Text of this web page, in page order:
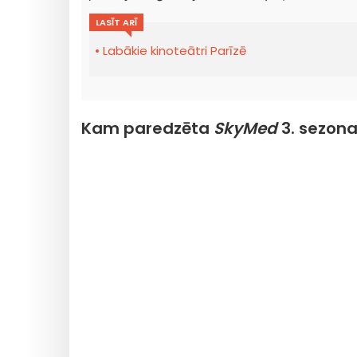
LASĪT ARĪ
Labākie kinoteātri Parīzē
Kam paredzēta SkyMed3.